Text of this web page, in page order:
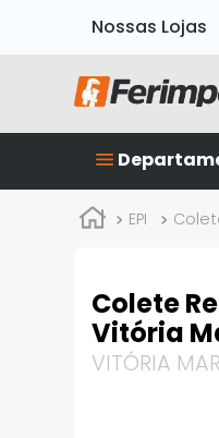
Nossas Lojas
EPI
Colete
Vitória
VITÓRIA